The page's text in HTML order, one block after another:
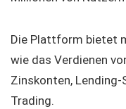
Die Plattform bietet
wie das Verdienen
Zinskonten, Lending-
Trading.